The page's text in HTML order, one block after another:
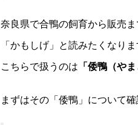
奈良県で合鴨の飼育から販売ま
「かもしげ」と読みたくなり
こちらで扱うのは 「倭鴨（や
まずはその「倭鴨」について確